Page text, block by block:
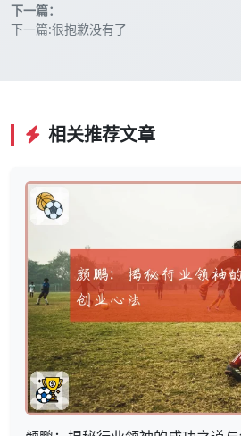
下一篇：
下一篇:很抱歉没有了
相关推荐文章